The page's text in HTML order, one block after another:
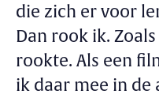
die zich er voor
Dan rook ik.
rookte. Als een
ik daar mee in